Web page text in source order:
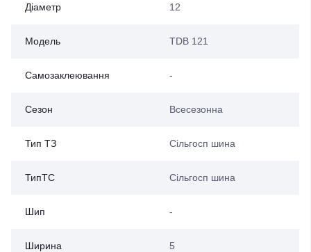
Діаметр 12
Модель TDB 121
Самозаклеювання -
Сезон Всесезонна
Тип ТЗ Сільгосп шина
ТипТС Сільгосп шина
Шип -
Ширина 5